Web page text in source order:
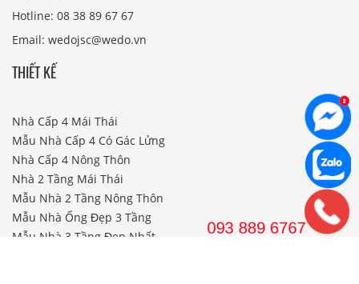
Hotline: 08 38 89 67 67
Email: wedojsc@wedo.vn
THIẾT KẾ
Nhà Cấp 4 Mái Thái
Mẫu Nhà Cấp 4 Có Gác Lửng
Nhà Cấp 4 Nông Thôn
Nhà 2 Tầng Mái Thái
Mẫu Nhà 2 Tầng Nông Thôn
Mẫu Nhà Ống Đẹp 3 Tầng
Mẫu Nhà 3 Tầng Đẹp Nhất